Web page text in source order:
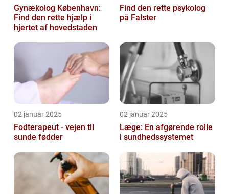
Gynækolog København:
Find den rette hjælp i
hjertet af hovedstaden
Find den rette psykolog
på Falster
02 januar 2025
Fodterapeut - vejen til
sunde fødder
02 januar 2025
Læge: En afgørende rolle
i sundhedssystemet